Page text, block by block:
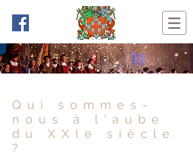
Qui sommes-
nous à l'aube
du XXIe siècle
?